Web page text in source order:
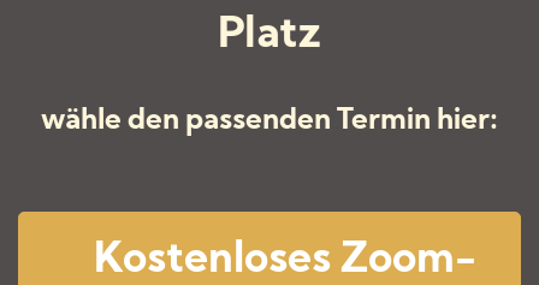
Platz
wähle den passenden Termin hier:
Kostenloses Zoom-